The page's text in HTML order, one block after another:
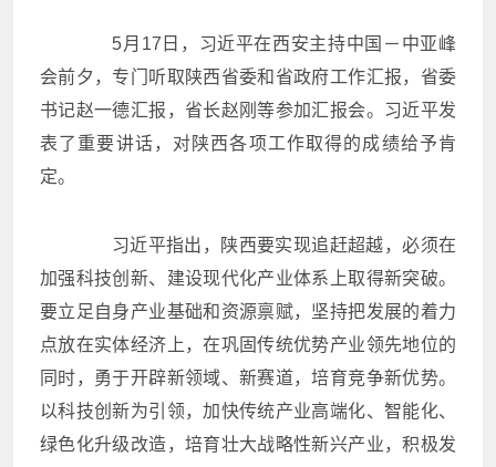
5月17日，习近平在西安主持中国－中亚峰
会前夕，专门听取陕西省委和省政府工作汇报，省委
书记赵一德汇报，省长赵刚等参加汇报会。习近平发
表了重要讲话，对陕西各项工作取得的成绩给予肯
定。
习近平指出，陕西要实现追赶超越，必须在
加强科技创新、建设现代化产业体系上取得新突破。
要立足自身产业基础和资源禀赋，坚持把发展的着力
点放在实体经济上，在巩固传统优势产业领先地位的
同时，勇于开辟新领域、新赛道，培育竞争新优势。
以科技创新为引领，加快传统产业高端化、智能化、
绿色化升级改造，培育壮大战略性新兴产业，积极发